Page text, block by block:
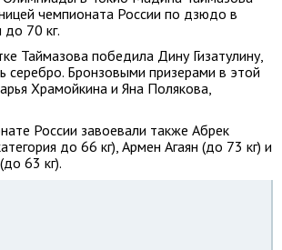
чемпионата России по дзюдо в
до 70 кг.
Таймазова победила Дину Гизатулину,
серебро. Бронзовыми призерами в этой
Храмойкина и Яна Полякова,
России завоевали также Абрек
до 66 кг), Армен Агаян (до 73 кг) и
63 кг).